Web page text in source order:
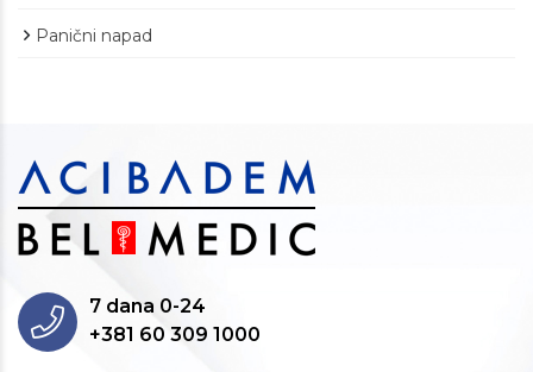
Panični napad
7 dana 0-24
+381 60 309 1000